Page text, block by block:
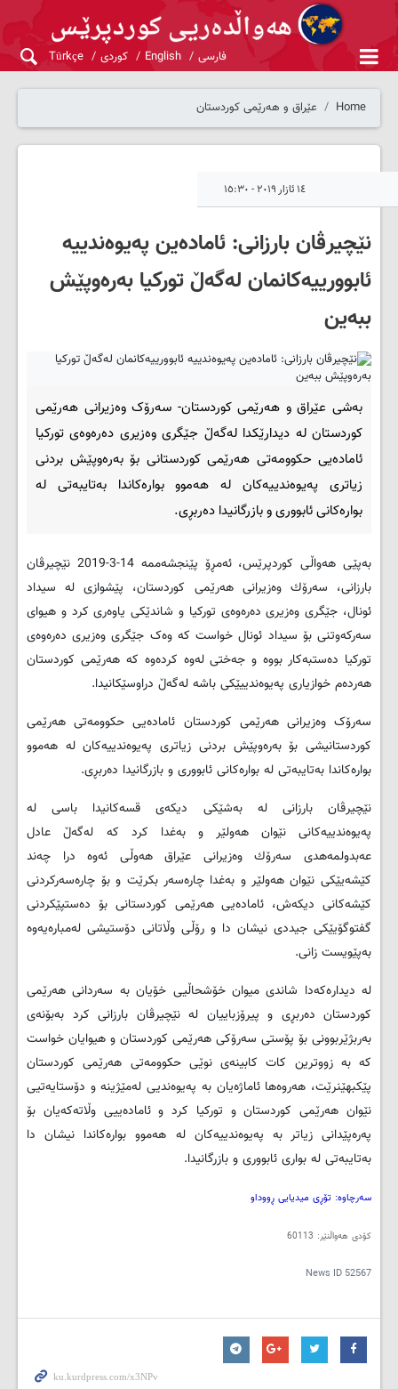
فارسی English کوردی Türkçe
Home عێراق و هەرێمی کوردستان
١٤ ئازار ٢٠١٩ - ١٥:٣٠
نێچیرڤان بارزانی: ئامادەین پەیوەندییە
ئابوورییەکانمان لەگەڵ تورکیا به‌ره‌وپێش
ببەین
بەشی عێراق و هەرێمی کوردستان- سەرۆک وەزیرانی هەرێمی
کوردستان لە دیدارێکدا لەگەڵ جێگری وه‌زیری ده‌ره‌وه‌ی توركیا
ئاماده‌یی حكوومه‌تی هه‌رێمی كوردستانی بۆ به‌ره‌وپێش بردنی
زیاترى په‌یوه‌ندییه‌كان له‌ هه‌موو بواره‌كاندا به‌تایبه‌تی له‌
بواره‌كانی ئابووری و بازرگانیدا ده‌ربڕی.
بەپێی هەواڵی کوردپرێس، ئه‌مڕۆ پێنجشه‌ممه‌ 14-3-2019 نێچیرڤان
بارزانی، سه‌رۆك وه‌زیرانی هه‌رێمی كوردستان، پێشوازی له‌ سیداد
ئونال، جێگری وه‌زیری ده‌ره‌وه‌ی توركیا و شاندێكی یاوه‌ری كرد و هیوای
سه‌ركه‌وتنی بۆ سیداد ئونال خواست كه‌ وه‌ک جێگری وه‌زیری ده‌ره‌وه‌ی
توركیا ده‌ستبه‌كار بووه‌ و جه‌ختی له‌وه‌ كرده‌وه‌ كه‌ هه‌رێمی كوردستان
هه‌رده‌م خوازیاری په‌یوه‌ندییێكی باشه‌ له‌گه‌ڵ دراوسێكانیدا.
سەرۆک وەزیرانی هەرێمی کوردستان ئاماده‌یی حكوومه‌تی هه‌رێمی
كوردستانیشی بۆ به‌ره‌وپێش بردنی زیاترى په‌یوه‌ندییه‌كان له‌ هه‌موو
بواره‌كاندا به‌تایبه‌تی له‌ بواره‌كانی ئابووری و بازرگانیدا ده‌ربڕی.
نێچیرڤان بارزانی له‌ به‌شێكی دیكه‌ی قسه‌كانیدا باسی له‌
په‌یوه‌ندییه‌كانی نێوان هه‌ولێر و به‌غدا كرد كه‌ لەگەڵ عادل
عه‌بدولمه‌هدی سه‌رۆك وه‌زیرانی عێراق هه‌وڵی ئه‌وه‌ درا چه‌ند
كێشه‌یێكی نێوان هه‌ولێر و به‌غدا چاره‌سه‌ر بكرێت و بۆ چاره‌سه‌ركردنی
كێشه‌كانی دیكه‌ش، ئاماده‌یی هه‌رێمی كوردستانی بۆ ده‌ستپێكردنی
گفتوگۆیێکی جیددی نیشان دا و رۆڵی وڵاتانی دۆستیشی له‌مباره‌یه‌وه‌
به‌پێویست زانی.
له‌ دیدارەکەدا شاندی میوان خۆشحاڵیی خۆیان به‌ سه‌ردانی هه‌رێمی
كوردستان ده‌ربڕی و پیرۆزباییان له‌ نێچیرڤان بارزانی كرد به‌بۆنه‌ی
بەربژێربوونی بۆ پۆستی سه‌رۆكی هه‌رێمی كوردستان و هیوایان خواست
كه‌ به‌ زووترین كات كابینه‌ی نوێی حكوومه‌تی هه‌رێمی كوردستان
پێكبهێنرێت، هه‌روه‌ها ئاماژه‌یان به‌ په‌یوه‌ندیی له‌مێژینه‌ و دۆستایه‌تیی
نێوان هه‌رێمی كوردستان و توركیا كرد و ئاماده‌ییی وڵاته‌كه‌یان بۆ
په‌ره‌پێدانی زیاتر به‌ په‌یوه‌ندییه‌كان له‌ هه‌موو بواره‌كاندا نیشان دا
به‌تایبه‌تی له‌ بواری ئابووری و بازرگانیدا.
سەرچاوە: تۆڕی میدیایی ڕووداو
کۆدی هەواڵنێر: 60113
News ID 52567